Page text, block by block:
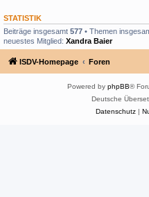
STATISTIK
Beiträge insgesamt 577 • Themen
neuestes Mitglied: Xandra Baier
ISDV-Homepage Foren
Powered by phpBB®
Deutsche
Datenschutz|